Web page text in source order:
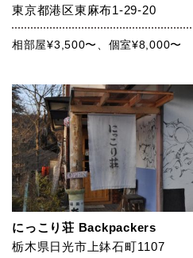
東京都港区東麻布1-29-20
相部屋¥3,500〜、個室¥8,000〜
にっこり荘 Backpackers
栃木県日光市上鉢石町1107